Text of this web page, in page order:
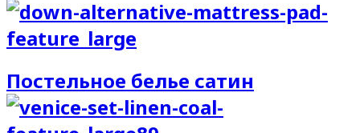
Постельное белье сатин